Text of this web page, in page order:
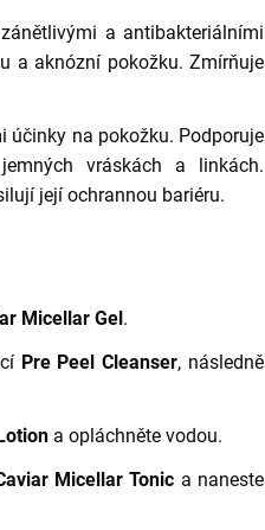
a antibakteriálními
a aknózní pokožku. Zmírňuje
účinky na pokožku. Podporuje
vráskách a linkách.
její ochrannou bariéru.
Micellar Gel.
Pre Peel Cleanser, následně
a opláchněte vodou.
Micellar Tonic a naneste